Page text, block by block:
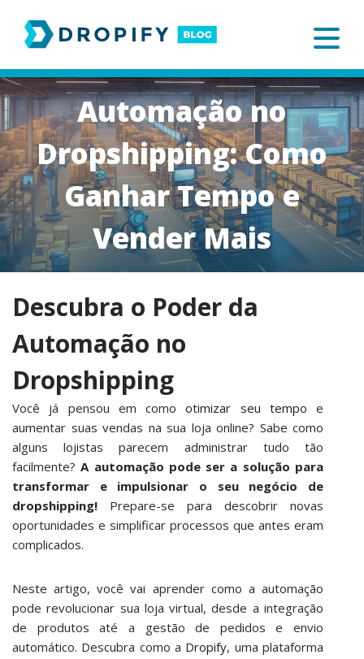
content
Automação no
Dropshipping: Como
Ganhar Tempo e
Vender Mais
Descubra o Poder da
Automação no
Dropshipping
Você já pensou em comootimizar seu tempo e
aumentar suas vendas na sua loja online? Sabe como
alguns lojistas parecem administrar tudo tão
facilmente?A automação pode ser a solução para
transformar e impulsionar o seu negócio de
dropshipping! Prepare-se para descobrir novas
oportunidades e simplificar processos que antes eram
complicados.
Neste artigo, você vai aprender como a automação
pode revolucionar sua loja virtual, desde a integração
de produtos até a gestão de pedidos e envio
automático. Descubra como a Dropify, uma plataforma